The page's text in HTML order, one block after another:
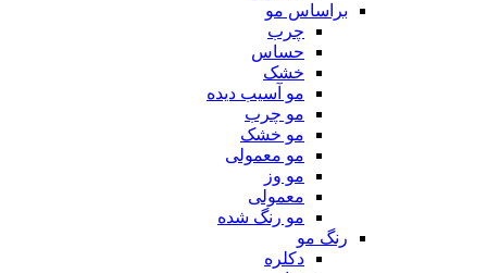
براساس مو
چرب
حساس
خشک
مو آسیب دیده
مو چرب
مو خشک
مو معمولی
مو وز
معمولی
مو رنگ شده
رنگ مو
دکلره